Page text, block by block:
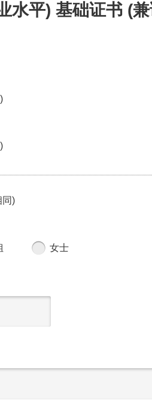
水平) 基础证书 (
同)
女士